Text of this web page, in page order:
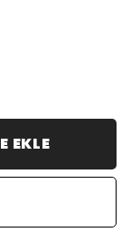
EKLE